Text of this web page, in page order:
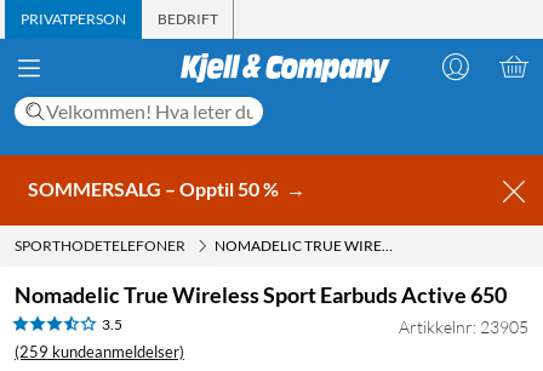
PRIVATPERSON BEDRIFT
SOMMERSALG – Opptil 50 % →
SPORTHODETELEFONER NOMADELIC TRUE WIRELESS SPORT EARBUDS ACTIVE 650
Nomadelic True Wireless Sport Earbuds Active 650
3.5
(259 kundeanmeldelser)
Artikkelnr: 23905